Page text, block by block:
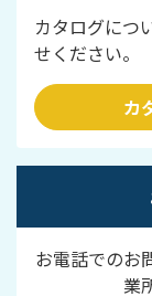
カタログにつ
せください。
カ
お電話でのお
業